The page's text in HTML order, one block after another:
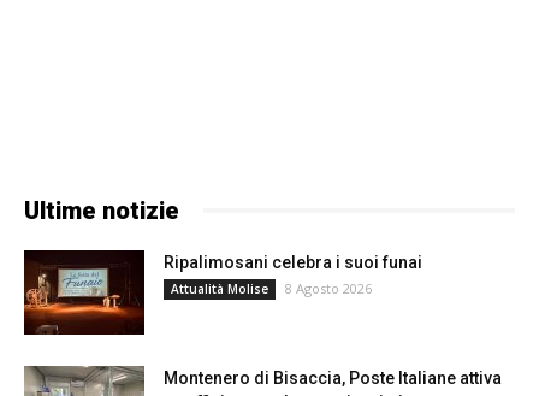
Ultime notizie
Ripalimosani celebra i suoi funai
Attualità Molise 8 Agosto 2026
Montenero di Bisaccia, Poste Italiane attiva